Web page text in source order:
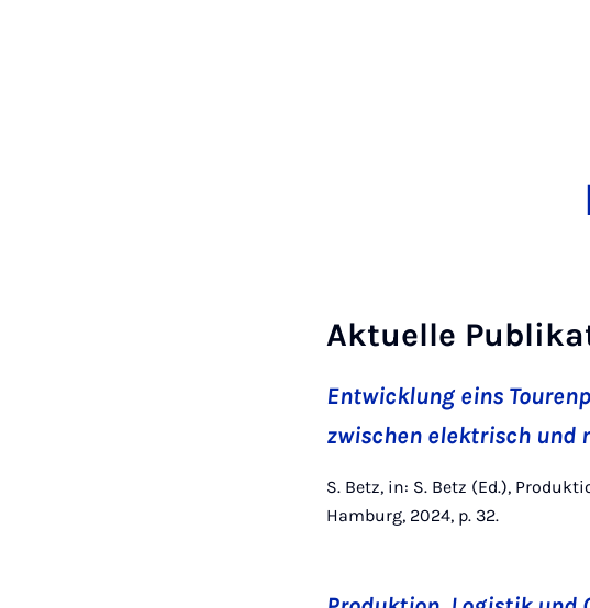
Aktuelle
Entwicklung eins
zwischen elektrisch und
S. Betz, in: S. Betz (Ed.),
Hamburg, 2024, p. 32.